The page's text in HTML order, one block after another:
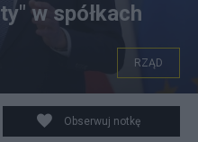
podczas konferencji
fot. PAP/Paweł
w spółkach
RZĄD
Obserwuj notkę